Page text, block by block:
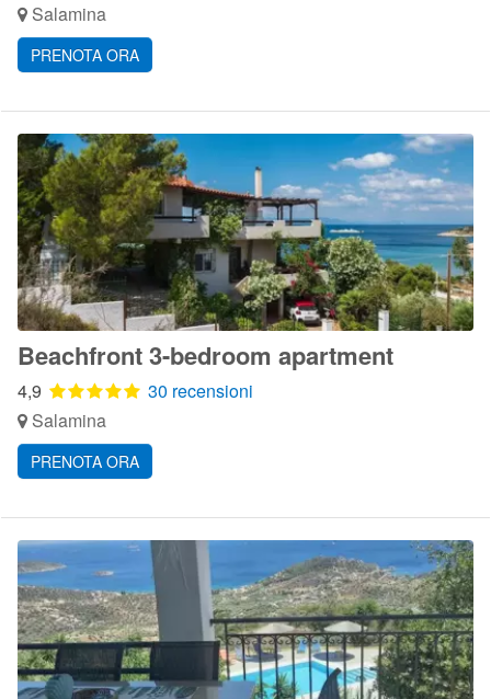
Salamina
PRENOTA ORA
Beachfront 3-bedroom apartment
4,9
30 recensioni
Salamina
PRENOTA ORA